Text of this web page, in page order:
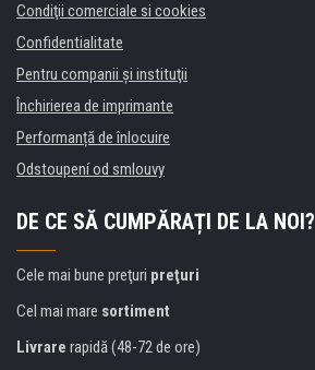
Condiţii comerciale si cookies
Confidentialitate
Pentru companii și instituţii
Închirierea de imprimante
Performanță de înlocuire
Odstoupení od smlouvy
DE CE SĂ CUMPĂRAȚI DE LA NOI?
Cele mai bune preţuri preţuri
Cel mai mare sortiment
Livrare rapidă (48-72 de ore)